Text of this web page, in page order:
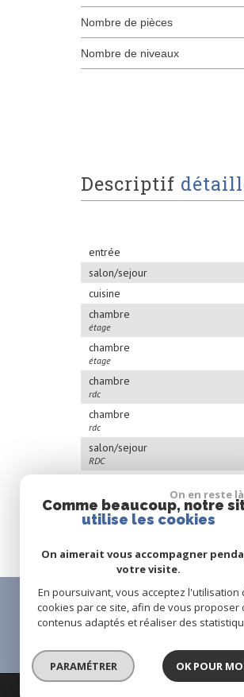
Nombre de pièces
Nombre de niveaux
descriptif
entrée
salon/sejour
cuisine
chambre
étage
chambre
étage
chambre
rdc
chambre
rdc
salon/sejour
RDC
véranda
garage
Espace
On en reste là
Comme beaucoup, notre
utilise les cookies
On aimerait vous accompagner
votre visite.
En poursuivant, vous acceptez l'utilisation
cookies par ce site, afin de vous proposer
contenus adaptés et réaliser des
PARAMÉTRER OK POUR